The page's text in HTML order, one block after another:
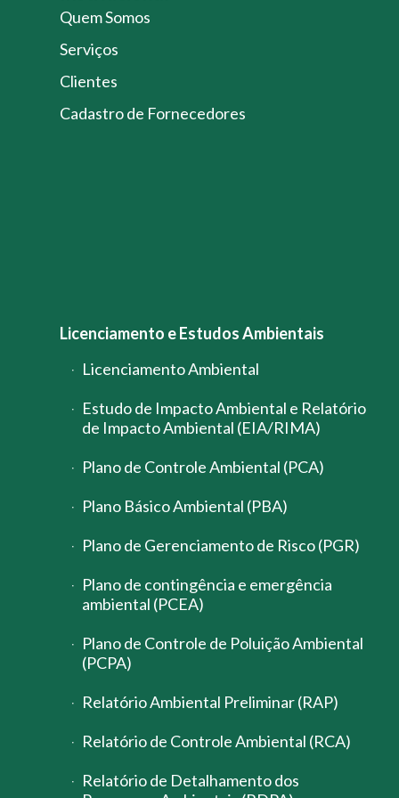
Quem Somos
Serviços
Clientes
Cadastro de Fornecedores
Licenciamento e Estudos Ambientais
Licenciamento Ambiental
Estudo de Impacto Ambiental e Relatório
de Impacto Ambiental (EIA/RIMA)
Plano de Controle Ambiental (PCA)
Plano Básico Ambiental (PBA)
Plano de Gerenciamento de Risco (PGR)
Plano de contingência e emergência
ambiental (PCEA)
Plano de Controle de Poluição Ambiental
(PCPA)
Relatório Ambiental Preliminar (RAP)
Relatório de Controle Ambiental (RCA)
Relatório de Detalhamento dos